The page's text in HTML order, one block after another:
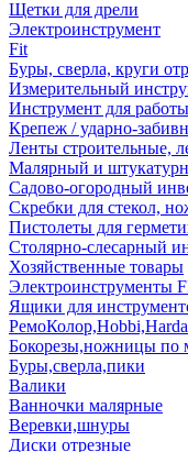
Щетки для дрели
Электроинструмент
Fit
Буры, сверла, круги
Измерительный
Инструмент для
Крепеж / ударно-
Ленты строительные,
Малярный и
Садово-огородный
Скребки для стекол,
Пистолеты для
Столярно-слесарный
Хозяйственные товары
Электроинструменты
Ящики для
Бокорезы,ножницы по
Буры,сверла,пики
Валики
Ванночки малярные
Веревки,шнуры
Диски отрезные